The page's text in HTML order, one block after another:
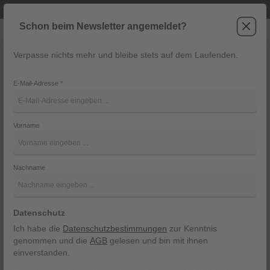
Navigation
Bildergalerie überspringen
Schon beim Newsletter angemeldet?
Verpasse nichts mehr und bleibe stets auf dem Laufenden.
E-Mail-Adresse*
Vorname
Nachname
Datenschutz
Ich habe die Datenschutzbestimmungen zur Kenntnis
genommen und dieAGB gelesen und bin mit ihnen
einverstanden.